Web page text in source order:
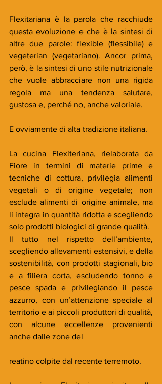
Flexitariana è la parola che racchiude
questa evoluzione e che è la sintesi di
altre due parole: flexible (flessibile) e
vegeterian (vegetariano). Ancor prima,
però, è la sintesi di uno stile nutrizionale
che vuole abbracciare non una rigida
regola ma una tendenza salutare,
gustosa e, perché no, anche valoriale.
E ovviamente di alta tradizione italiana.
La cucina Flexiteriana, rielaborata da
Fiore in termini di materie prime e
tecniche di cottura, privilegia alimenti
vegetali o di origine vegetale; non
esclude alimenti di origine animale, ma
li integra in quantità ridotta e scegliendo
solo prodotti biologici di grande qualità.
Il tutto nel rispetto dell’ambiente,
scegliendo allevamenti estensivi, e della
sostenibilità, con prodotti stagionali, bio
e a filiera corta, escludendo tonno e
pesce spada e privilegiando il pesce
azzurro, con un’attenzione speciale al
territorio e ai piccoli produttori di qualità,
con alcune eccellenze provenienti
anche dalle zone del
reatino colpite dal recente terremoto.